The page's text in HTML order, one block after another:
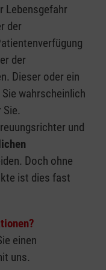
Lebensgefahr
der
der
Dieser oder ein
wahrscheinlich
und
Doch ohne
ist dies fast
einen
uns.